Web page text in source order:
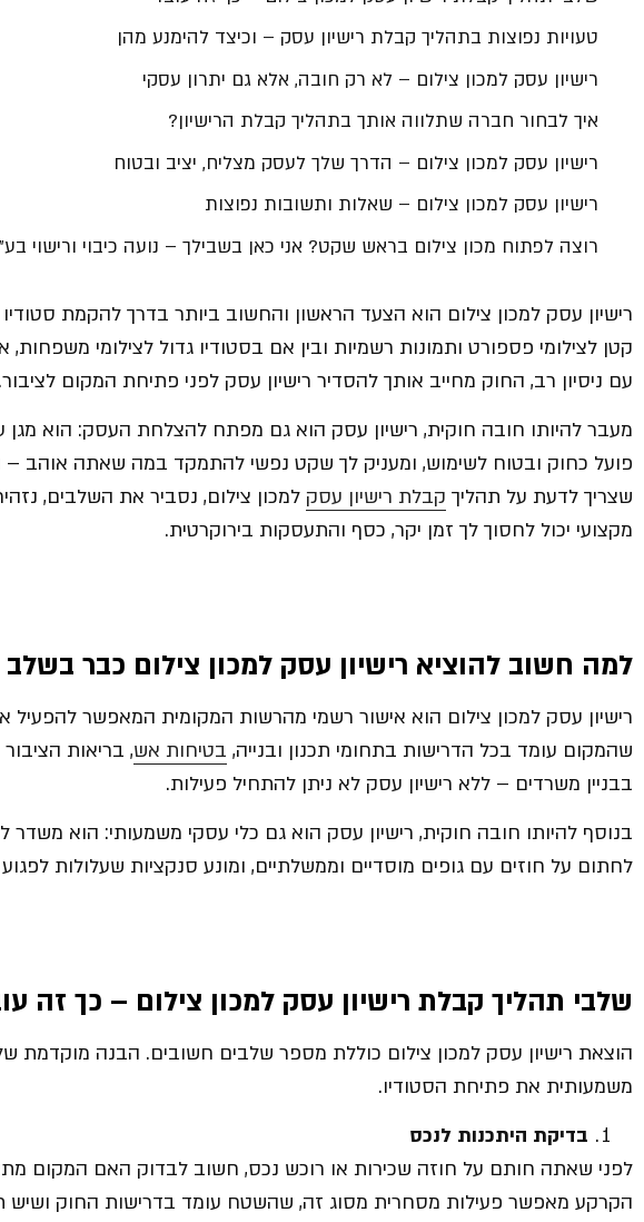
טעויות נפוצות בתהליך קבלת רישיון עסק – וכיצד להימנע מהן
רישיון עסק למכון צילום – לא רק חובה, אלא גם יתרון עסקי
איך לבחור חברה שתלווה אותך בתהליך קבלת הרישיון?
רישיון עסק למכון צילום – הדרך שלך לעסק מצליח, יציב ובטוח
רישיון עסק למכון צילום – שאלות ותשובות נפוצות
רוצה לפתוח מכון צילום בראש שקט? אני כאן בשבילך – נועה כיבוי ורישוי
רישיון עסק למכון צילום הוא הצעד הראשון והחשוב ביותר בדרך להקמת
קטן לצילומי פספורט ותמונות רשמיות ובין אם בסטודיו גדול לצילומי
עם ניסיון רב, החוק מחייב אותך להסדיר רישיון עסק לפני פתיחת המקום לציבור.
מעבר להיותו חובה חוקית, רישיון עסק הוא גם מפתח להצלחת העסק: הוא
פועל כחוק ובטוח לשימוש, ומעניק לך שקט נפשי להתמקד במה שאתה אוהב
שצריך לדעת על תהליך קבלת רישיון עסק למכון צילום, נסביר את השלבים, נזהיר
מקצועי יכול לחסוך לך זמן יקר, כסף והתעסקות בירוקרטית.
למה חשוב להוציא רישיון עסק למכון צילום כבר בשלב
רישיון עסק למכון צילום הוא אישור רשמי מהרשות המקומית המאפשר להפעיל
שהמקום עומד בכל הדרישות בתחומי תכנון ובנייה, בטיחות אש, בריאות
בבניין משרדים – ללא רישיון עסק לא ניתן להתחיל פעילות.
בנוסף להיותו חובה חוקית, רישיון עסק הוא גם כלי עסקי משמעותי: הוא משדר
לחתום על חוזים עם גופים מוסדיים וממשלתיים, ומונע סנקציות שעלולות
שלבי תהליך קבלת רישיון עסק למכון צילום – כך זה
הוצאת רישיון עסק למכון צילום כוללת מספר שלבים חשובים. הבנה מוקדמת
משמעותית את פתיחת הסטודיו.
בדיקת היתכנות לנכס
לפני שאתה חותם על חוזה שכירות או רוכש נכס, חשוב לבדוק האם המקום
הקרקע מאפשר פעילות מסחרית מסוג זה, שהשטח עומד בדרישות החוק ושיש